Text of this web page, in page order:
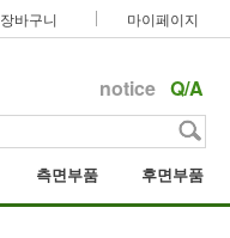
장바구니 마이페이지
notice Q/A
측면부품 후면부품